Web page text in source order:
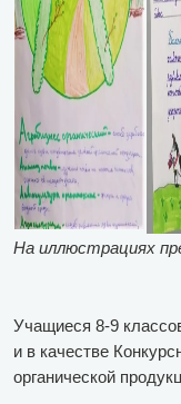
На иллюстрациях
Учащиеся 8-9
и в качестве
органической